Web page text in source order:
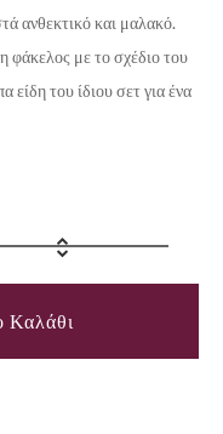
ανθεκτικό και μαλακό.
φάκελος με το σχέδιο του
του ίδιου σετ για ένα
Καλάθι